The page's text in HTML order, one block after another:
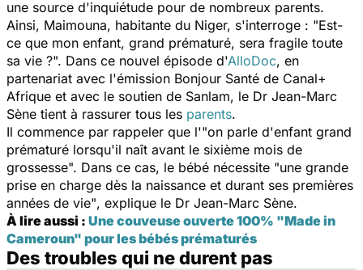
une source d'inquiétude pour de nombreux parents.
Ainsi, Maimouna, habitante du Niger, s'interroge : "Est-
ce que mon enfant, grand prématuré, sera fragile toute
sa vie ?". Dans ce nouvel épisode d'AlloDoc, en
partenariat avec l'émission Bonjour Santé de Canal+
Afrique et avec le soutien de Sanlam, le Dr Jean-Marc
Sène tient à rassurer tous les parents.
Il commence par rappeler que l'"on parle d'enfant grand
prématuré lorsqu'il naît avant le sixième mois de
grossesse". Dans ce cas, le bébé nécessite "une grande
prise en charge dès la naissance et durant ses premières
années de vie", explique le Dr Jean-Marc Sène.
À lire aussi : Une couveuse ouverte 100% "Made in
Cameroun" pour les bébés prématurés
Des troubles qui ne durent pas